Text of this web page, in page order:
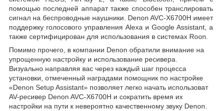
помощью последней аппарат также способен транслировать
сигнал на беспроводные наушники. Denon AVC-X6700H имеет
поддержку голосового управления Alexa и Google Assistant, а
также сертифицирован для использования в системах Roon.
Помимо прочего, в компании Denon обратили внимание на
упрощенную настройку и использование ресивера.
Визуально направляя вас через каждый шаг процесса
установки, отмеченный наградами помощник по настройке
«Denon Setup Assistant» позволяет легко начать использоват
AV-ресивер Denon AVC-X6700H и сократить время их
настройки на пути к невероятно качественному звуку Denon.